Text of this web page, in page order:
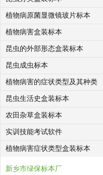
植物病原菌显微镜玻片标本
植物病害盒装标本
昆虫的外部形态盒装标本
昆虫成虫标本
植物病害的症状类型及其种类
昆虫生活史盒装标本
农田杂草盒装标本
实训技能考试软件
植物病害症状类型盒装标本
新乡市绿保标本厂